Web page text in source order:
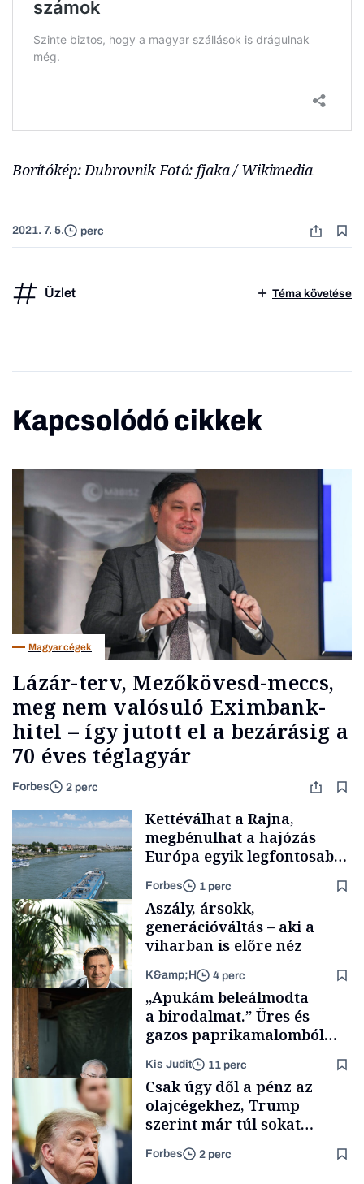
Borítókép: Dubrovnik Fotó: fjaka / Wikimedia
2021. 7. 5. perc
Üzlet Téma követése
Kapcsolódó cikkek
Magyar cégek
Lázár-terv, Mezőkövesd-meccs,
meg nem valósuló Eximbank-
hitel – így jutott el a bezárásig a
70 éves téglagyár
Forbes 2 perc
Üzlet
Kettéválhat a Rajna,
megbénulhat a hajózás
Európa egyik legfontosabb
vízi útján
Forbes 1 perc
TÁMOGATÓI
TARTALOM
Aszály, ársokk,
generációváltás – aki a
viharban is előre néz
K&amp;H 4 perc
Családi
vállalkozások
„Apukám beleálmodta
a birodalmat.” Üres és
gazos paprikamalomból
lett az igazi családi
fűszersztori
Kis Judit 11 perc
Csak úgy dől a pénz az
olajcégekhez, Trump
szerint már túl sokat
keresnek. Mi következhet?
Forbes 2 perc